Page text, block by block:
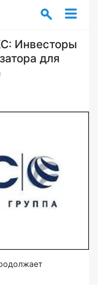
Инвесторы
для